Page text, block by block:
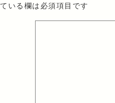
ている欄は必須項目です